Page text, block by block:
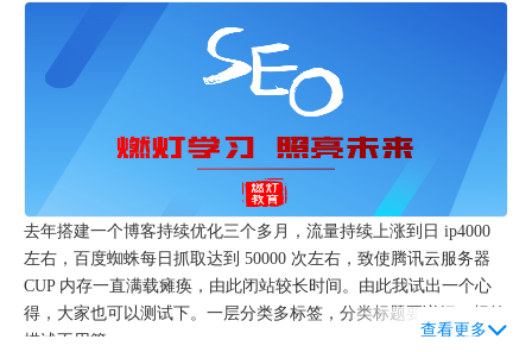
去年搭建一个博客持续优化三个多月，流量持续上涨到日 ip4000
左右，百度蜘蛛每日抓取达到 50000 次左右，致使腾讯云服务器
CUP 内存一直满载瘫痪，由此闭站较长时间。由此我试出一个心
得，大家也可以测试下。一层分类多标签，分类标题要详细，标签
描述不用管...
查看更多